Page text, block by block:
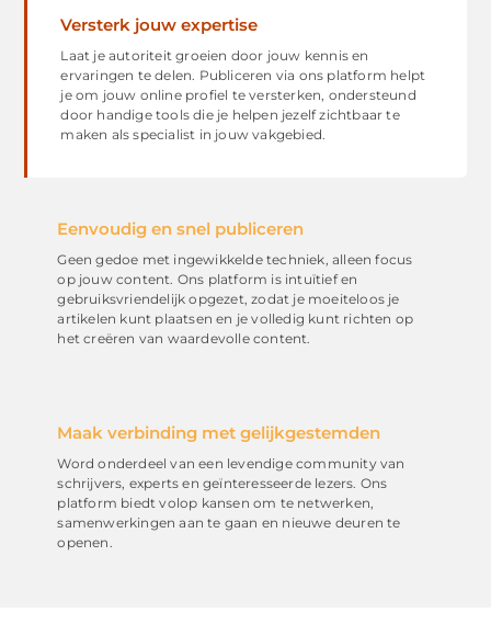
Versterk jouw expertise
Laat je autoriteit groeien door jouw kennis en
ervaringen te delen. Publiceren via ons platform helpt
je om jouw online profiel te versterken, ondersteund
door handige tools die je helpen jezelf zichtbaar te
maken als specialist in jouw vakgebied.
Eenvoudig en snel publiceren
Geen gedoe met ingewikkelde techniek, alleen focus
op jouw content. Ons platform is intuïtief en
gebruiksvriendelijk opgezet, zodat je moeiteloos je
artikelen kunt plaatsen en je volledig kunt richten op
het creëren van waardevolle content.
Maak verbinding met gelijkgestemden
Word onderdeel van een levendige community van
schrijvers, experts en geïnteresseerde lezers. Ons
platform biedt volop kansen om te netwerken,
samenwerkingen aan te gaan en nieuwe deuren te
openen.